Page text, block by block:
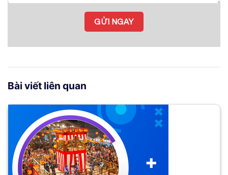
Bài viết liên quan